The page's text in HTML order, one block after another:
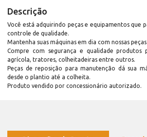
Descrição
Você está adquirindo peças e equipamentos que
controle de qualidade.
Mantenha suas máquinas em dia com nossas
Compre com segurança e qualidade produtos
agrícola, tratores, colheitadeiras entre outros.
Peças de reposição para manutenção dá sua
desde o plantio até a colheita.
Produto vendido por concessionário autorizado.